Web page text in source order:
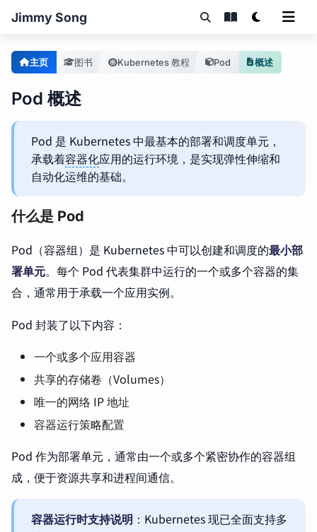
Jimmy Song
主页 图书 Kubernetes 教程 Pod 概述
Pod 概述
Pod 是 Kubernetes 中最基本的部署和调度单元，
承载着容器化应用的运行环境，是实现弹性伸缩和
自动化运维的基础。
什么是 Pod
Pod（容器组）是 Kubernetes 中可以创建和调度的最小部
署单元。每个 Pod 代表集群中运行的一个或多个容器的集
合，通常用于承载一个应用实例。
Pod 封装了以下内容：
一个或多个应用容器
共享的存储卷（Volumes）
唯一的网络 IP 地址
容器运行策略配置
Pod 作为部署单元，通常由一个或多个紧密协作的容器组
成，便于资源共享和进程间通信。
容器运行时支持说明 ：Kubernetes 现已全面支持多